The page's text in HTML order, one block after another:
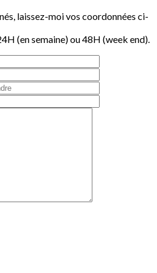
laissez-moi vos coordonnées ci-
(en semaine) ou 48H (week end).